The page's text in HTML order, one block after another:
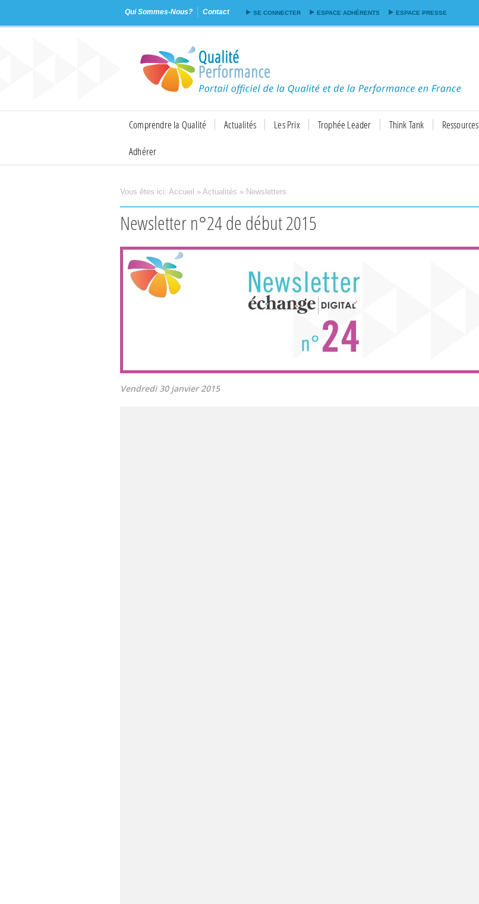
contenu
principal
Qui Sommes-Nous? Contact SE CONNECTER ESPACE ADHÉRENTS ESPACE PRESSE
Comprendre la Qualité Actualités Les Prix Trophée Leader Think Tank Ressources
Adhérer
Vous êtes ici: Accueil » Actualités » Newsletters
Newsletter n°24 de début 2015
Vendredi 30 janvier 2015